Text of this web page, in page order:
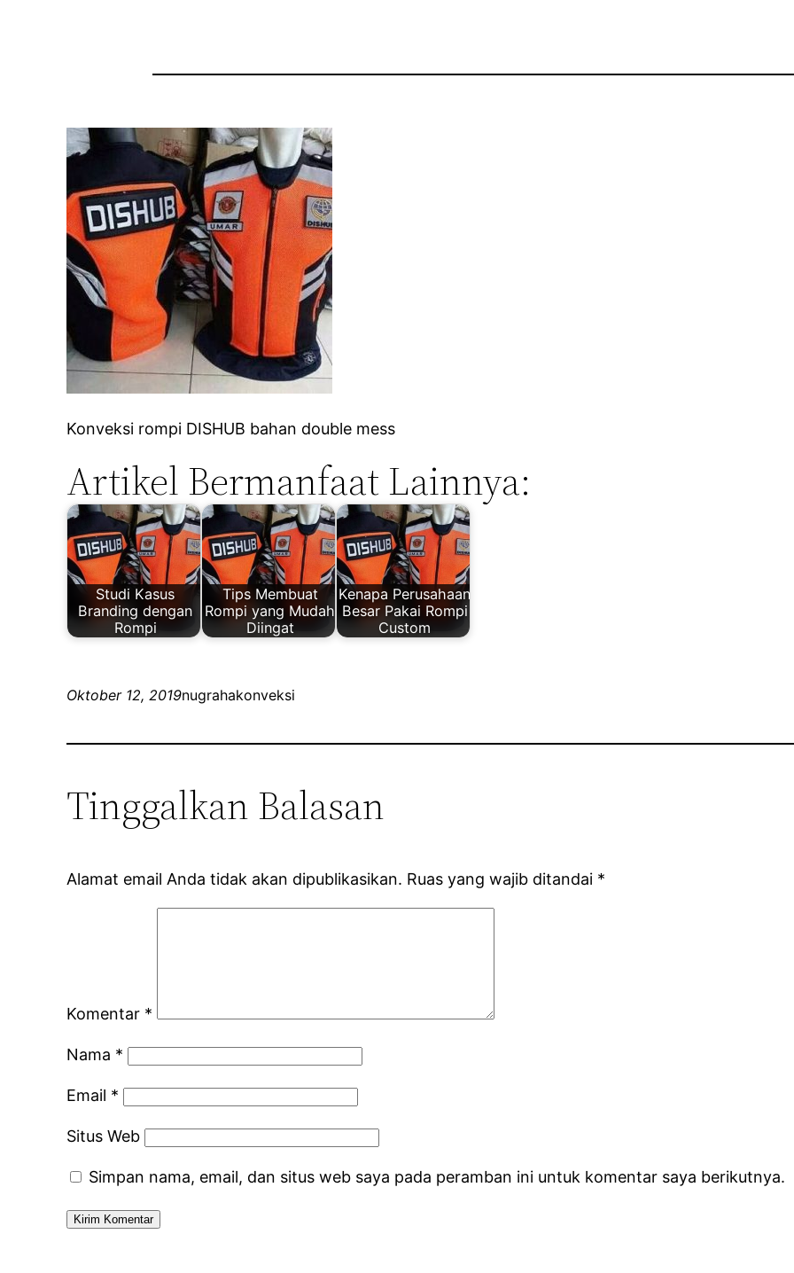
Konveksi rompi DISHUB bahan double mess
Artikel Bermanfaat Lainnya:
Studi Kasus
Branding dengan
Rompi
Tips Membuat
Rompi yang Mudah
Diingat
Kenapa Perusahaan
Besar Pakai Rompi
Custom
Oktober 12, 2019nugrahakonveksi
Tinggalkan Balasan
Alamat email Anda tidak akan dipublikasikan. Ruas yang wajib ditandai *
Komentar *
Nama *
Email *
Situs Web
Simpan nama, email, dan situs web saya pada peramban ini untuk komentar saya berikutnya.